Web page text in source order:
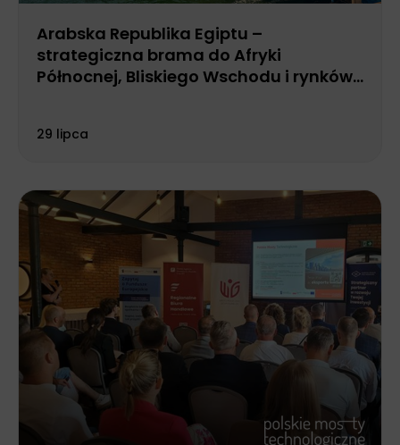
Arabska Republika Egiptu –
strategiczna brama do Afryki
Północnej, Bliskiego Wschodu i rynków
29 lipca